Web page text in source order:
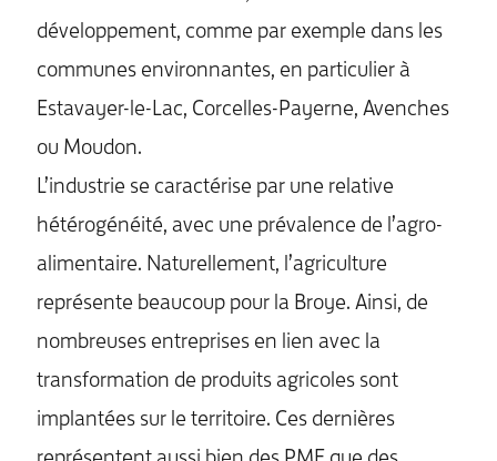
développement, comme par exemple dans les
communes environnantes, en particulier à
Estavayer-le-Lac, Corcelles-Payerne, Avenches
ou Moudon.
L’industrie se caractérise par une relative
hétérogénéité, avec une prévalence de l’agro-
alimentaire. Naturellement, l’agriculture
représente beaucoup pour la Broye. Ainsi, de
nombreuses entreprises en lien avec la
transformation de produits agricoles sont
implantées sur le territoire. Ces dernières